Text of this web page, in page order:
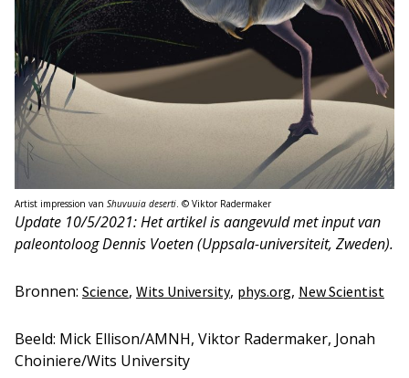
Artist impression van Shuvuuia deserti. © Viktor Radermaker
Update 10/5/2021: Het artikel is aangevuld met input van
paleontoloog Dennis Voeten (Uppsala-universiteit, Zweden).
Bronnen: Science, Wits University, phys.org, New Scientist
Beeld: Mick Ellison/AMNH, Viktor Radermaker, Jonah
Choiniere/Wits University